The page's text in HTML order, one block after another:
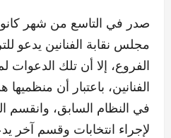
صدر في التاسع من شهر
مجلس نقابة الفنانين يدعو
الفروع، إلا أن تلك الدعوات
الفنانين، باعتبار أن
في النظام السابق، وانقسم
لإجراء انتخابات وقسم آخر